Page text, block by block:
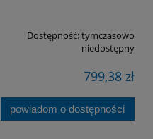
Dostępność:tymczasowo
niedostępny
799,38 zł
powiadom o dostępności